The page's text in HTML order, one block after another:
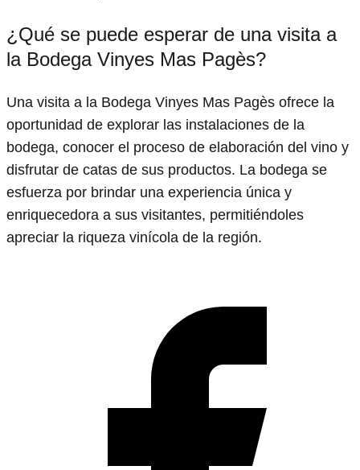
¿Qué se puede esperar de una visita a
la Bodega Vinyes Mas Pagès?
Una visita a la Bodega Vinyes Mas Pagès ofrece la
oportunidad de explorar las instalaciones de la
bodega, conocer el proceso de elaboración del vino y
disfrutar de catas de sus productos. La bodega se
esfuerza por brindar una experiencia única y
enriquecedora a sus visitantes, permitiéndoles
apreciar la riqueza vinícola de la región.